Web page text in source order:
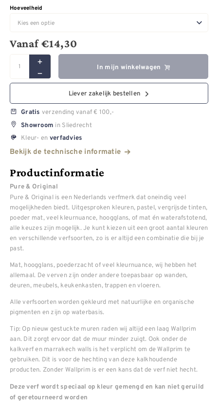
Hoeveelheid
Vanaf€14,30
In mijn winkelwagen
Liever zakelijk bestellen
Gratis verzending vanaf € 100,-
Showroom in Sliedrecht
Kleur- en verfadvies
Bekijk de technische informatie
Productinformatie
Pure & Original
Pure & Original is een Nederlands verfmerk dat oneindig veel
mogelijkheden biedt. Uitgesproken kleuren, pastel, vergrijsde tinten,
poeder mat, veel kleurnuance, hoogglans, of mat én waterafstotend,
alle keuzes zijn mogelijk. Je kunt kiezen uit een groot aantal kleuren
en verschillende verfsoorten, zo is er altijd een combinatie die bij je
past.
Mat, hoogglans, poederzacht of veel kleurnuance, wij hebben het
allemaal. De verven zijn onder andere toepasbaar op wanden,
deuren, meubels, keukenkasten, trappen en vloeren.
Alle verfsoorten worden gekleurd met natuurlijke en organische
pigmenten en zijn op waterbasis.
Tip: Op nieuw gestuckte muren raden wij altijd een laag Wallprim
aan. Dit zorgt ervoor dat de muur minder zuigt. Ook onder de
kalkverf en marrakech walls is het verplicht om de Wallprim te
gebruiken. Dit is voor de hechting van deze kalkhoudende
producten. Zonder Wallprim is er een kans dat de verf niet hecht.
Deze verf wordt speciaal op kleur gemengd en kan niet geruild
of geretourneerd worden